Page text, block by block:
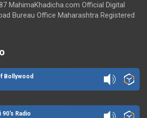
MahimaKhadicha.com Official Digital
Bureau Office Maharashtra Registered
Bollywood
90's Radio